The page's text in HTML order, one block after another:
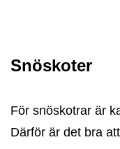
Snöskoter
För snöskotrar är
Därför är det bra